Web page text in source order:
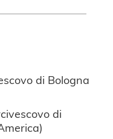
di Bologna
di